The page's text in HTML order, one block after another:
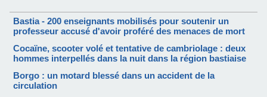
Bastia - 200 enseignants mobilisés pour soutenir un
professeur accusé d'avoir proféré des menaces de mort
Cocaïne, scooter volé et tentative de cambriolage : deux
hommes interpellés dans la nuit dans la région bastiaise
Borgo : un motard blessé dans un accident de la
circulation